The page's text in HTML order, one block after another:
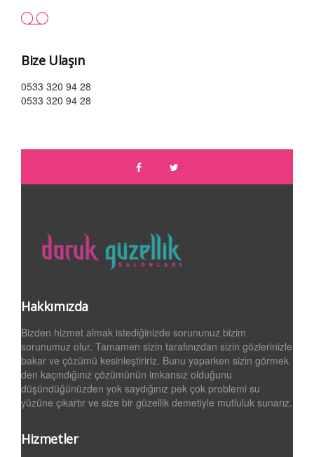
Bize Ulaşın
0533 320 94 28
0533 320 94 28
Hakkımızda
Bizden hizmet almak istediğinizde sorununuz bizim
sorunumuz olur. Tamamen sizin tarafınızdan sizin gözlerinizle
bakar ve çözümü kesinleştiririz. Bunu yaparken sizin görmek
den kaçındığınız çözümünün imkansız olduğunu
düşündüğünüzden yok saydığınız pek çok problemi su
yüzüne çıkartır ve size bir güzellik demetiyle mutluluk sunarız.
Hizmetler